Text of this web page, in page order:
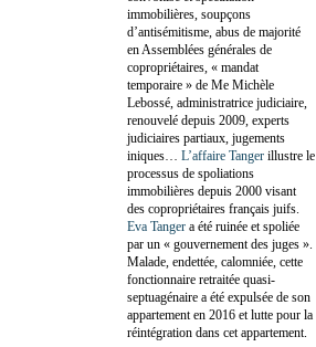
immobilières, soupçons
d’antisémitisme, abus de majorité
en Assemblées générales de
copropriétaires, « mandat
temporaire » de Me Michèle
Lebossé, administratrice judiciaire,
renouvelé depuis 2009, experts
judiciaires partiaux, jugements
iniques… L’affaire Tanger illustre le
processus de spoliations
immobilières depuis 2000 visant
des copropriétaires français juifs.
Eva Tanger a été ruinée et spoliée
par un « gouvernement des juges ».
Malade, endettée, calomniée, cette
fonctionnaire retraitée quasi-
septuagénaire a été expulsée de son
appartement en 2016 et lutte pour la
réintégration dans cet appartement.